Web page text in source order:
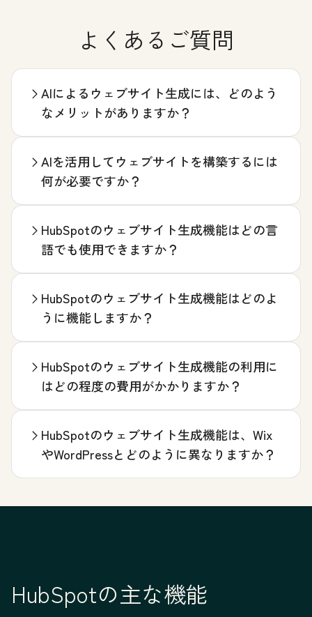
よくあるご質問
AIによるウェブサイト生成には、どのよう
なメリットがありますか？
AIを活用してウェブサイトを構築するには
何が必要ですか？
HubSpotのウェブサイト生成機能はどの言
語でも使用できますか？
HubSpotのウェブサイト生成機能はどのよ
うに機能しますか？
HubSpotのウェブサイト生成機能の利用に
はどの程度の費用がかかりますか？
HubSpotのウェブサイト生成機能は、Wix
やWordPressとどのように異なりますか？
HubSpotの主な機能